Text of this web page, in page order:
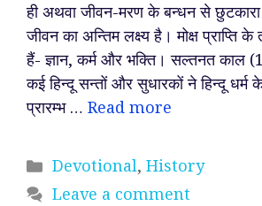
ही अथवा जीवन-मरण के बन्धन से छुटकारा
जीवन का अन्तिम लक्ष्य है। मोक्ष प्राप्ति के
हैं- ज्ञान, कर्म और भक्ति। सल्तनत काल
कई हिन्दू सन्तों और सुधारकों ने हिन्दू
प्रारम्भ … Read more
Categories
Devotional, History
Leave a comment